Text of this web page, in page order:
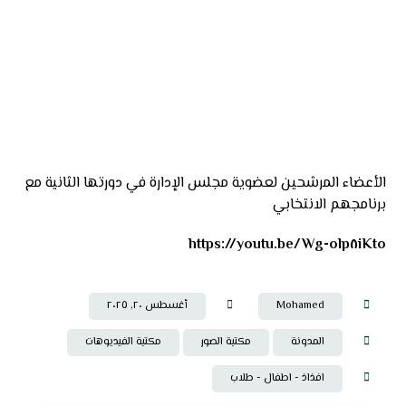
الأعضاء المرشحين لعضوية مجلس الإدارة في دورتها الثانية مع
برنامجهم الانتخابي
https://youtu.be/Wg-olp٨iKto
Mohamed أغسطس ٢٠, ٢٠٢٥
المدونة مكتبة الصور مكتبة الفيديوهات
افذاذ - اطفال - طلاب